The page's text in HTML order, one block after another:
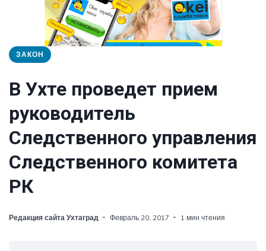
ЗАКОН
В Ухте проведет прием
руководитель
Следственного управления
Следственного комитета
РК
Редакция сайта Ухтаград Февраль 20, 2017 1 мин чтения